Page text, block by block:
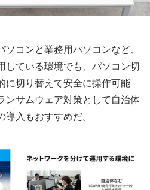
コンと業務用パソコンなど、
している環境でも、パソコン切
に切り替えて安全に操作可能
ンサムウェア対策として自治体
入もおすすめだ。